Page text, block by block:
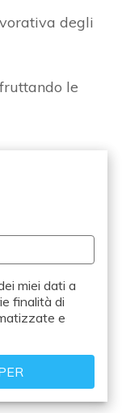
degli
le
miei dati a
finalità di
e